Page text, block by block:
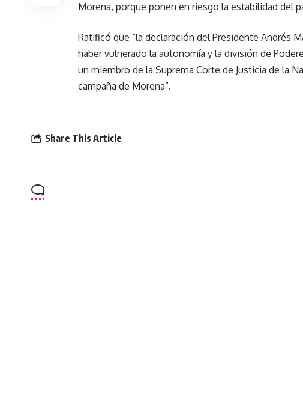
Morena, porque ponen en riesgo la estabilidad del
Ratificó que “la declaración del Presidente Andrés
haber vulnerado la autonomía y la división de
un miembro de la Suprema Corte de Justicia de la
campaña de Morena”.
Share This Article